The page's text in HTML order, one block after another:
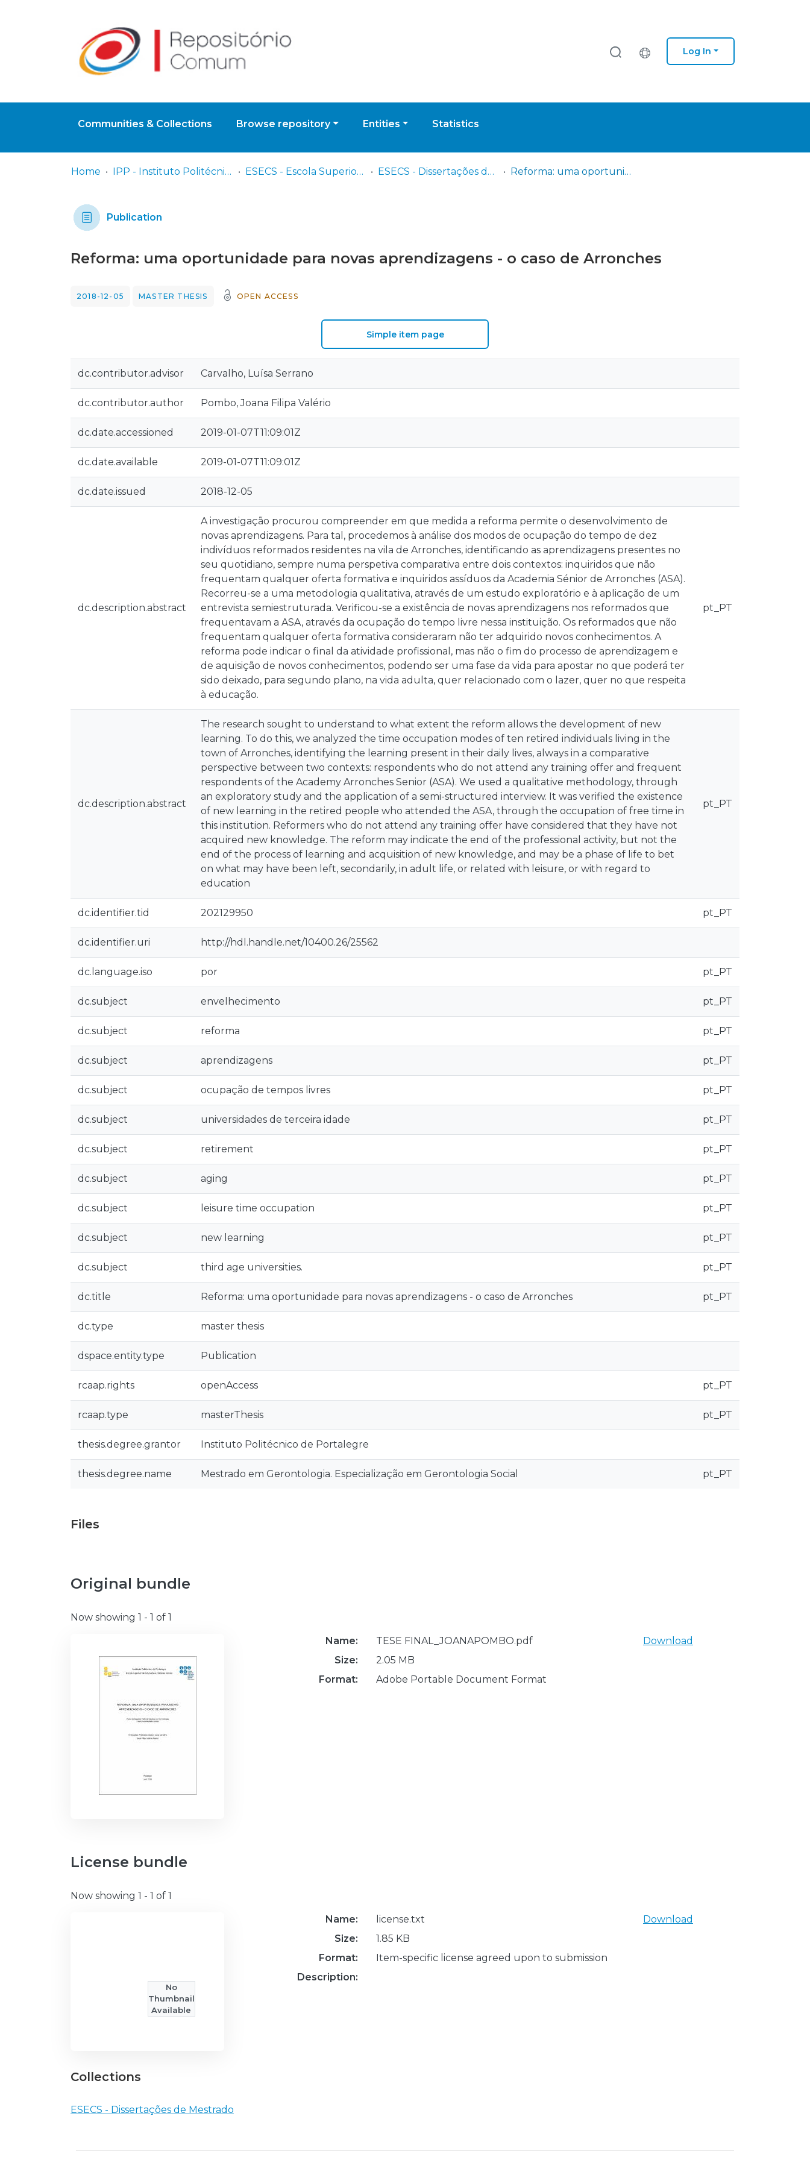
Log In
Communities & Collections Browse repository Entities Statistics
Home IPP - Instituto Politécnico de Portalegre ESECS - Escola Superior de Educação e Ciências Sociais ESECS - Dissertações de Mestrado Reforma: uma oportunidade para novas aprendizagens - o caso de Arronches
Publication
Reforma: uma oportunidade para novas aprendizagens - o caso de Arronches
2018-12-05 MASTER THESIS OPEN ACCESS
Simple item page
dc.contributor.advisor Carvalho, Luísa Serrano
dc.contributor.author Pombo, Joana Filipa Valério
dc.date.accessioned 2019-01-07T11:09:01Z
dc.date.available 2019-01-07T11:09:01Z
dc.date.issued 2018-12-05
dc.description.abstract
A investigação procurou compreender em que medida a reforma permite o desenvolvimento de
novas aprendizagens. Para tal, procedemos à análise dos modos de ocupação do tempo de dez
indivíduos reformados residentes na vila de Arronches, identificando as aprendizagens presentes no
seu quotidiano, sempre numa perspetiva comparativa entre dois contextos: inquiridos que não
frequentam qualquer oferta formativa e inquiridos assíduos da Academia Sénior de Arronches (ASA).
Recorreu-se a uma metodologia qualitativa, através de um estudo exploratório e à aplicação de um
entrevista semiestruturada. Verificou-se a existência de novas aprendizagens nos reformados que
frequentavam a ASA, através da ocupação do tempo livre nessa instituição. Os reformados que não
frequentam qualquer oferta formativa consideraram não ter adquirido novos conhecimentos. A
reforma pode indicar o final da atividade profissional, mas não o fim do processo de aprendizagem e
de aquisição de novos conhecimentos, podendo ser uma fase da vida para apostar no que poderá ter
sido deixado, para segundo plano, na vida adulta, quer relacionado com o lazer, quer no que respeita
à educação.
pt_PT
dc.description.abstract
The research sought to understand to what extent the reform allows the development of new
learning. To do this, we analyzed the time occupation modes of ten retired individuals living in the
town of Arronches, identifying the learning present in their daily lives, always in a comparative
perspective between two contexts: respondents who do not attend any training offer and frequent
respondents of the Academy Arronches Senior (ASA). We used a qualitative methodology, through
an exploratory study and the application of a semi-structured interview. It was verified the existence
of new learning in the retired people who attended the ASA, through the occupation of free time in
this institution. Reformers who do not attend any training offer have considered that they have not
acquired new knowledge. The reform may indicate the end of the professional activity, but not the
end of the process of learning and acquisition of new knowledge, and may be a phase of life to bet
on what may have been left, secondarily, in adult life, or related with leisure, or with regard to
education
pt_PT
dc.identifier.tid 202129950 pt_PT
dc.identifier.uri http://hdl.handle.net/10400.26/25562
dc.language.iso por pt_PT
dc.subject envelhecimento pt_PT
dc.subject reforma pt_PT
dc.subject aprendizagens pt_PT
dc.subject ocupação de tempos livres pt_PT
dc.subject universidades de terceira idade pt_PT
dc.subject retirement pt_PT
dc.subject aging pt_PT
dc.subject leisure time occupation pt_PT
dc.subject new learning pt_PT
dc.subject third age universities. pt_PT
dc.title Reforma: uma oportunidade para novas aprendizagens - o caso de Arronches pt_PT
dc.type master thesis
dspace.entity.type Publication
rcaap.rights openAccess pt_PT
rcaap.type masterThesis pt_PT
thesis.degree.grantor Instituto Politécnico de Portalegre
thesis.degree.name Mestrado em Gerontologia. Especialização em Gerontologia Social pt_PT
Files
Original bundle
Now showing 1 - 1 of 1
Name:
TESE FINAL_JOANAPOMBO.pdf
Size:
2.05 MB
Format:
Adobe Portable Document Format
Download
License bundle
Now showing 1 - 1 of 1
No
Thumbnail
Available
Name:
license.txt
Size:
1.85 KB
Format:
Item-specific license agreed upon to submission
Description:
Download
Collections
ESECS - Dissertações de Mestrado